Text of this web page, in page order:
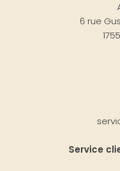
6 rue
Service